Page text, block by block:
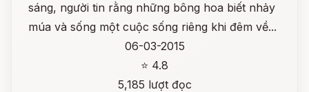
sáng, người tin rằng những bông hoa biết nhảy
múa và sống một cuộc sống riêng khi đêm về...
06-03-2015
⭐ 4.8
5,185 lượt đọc